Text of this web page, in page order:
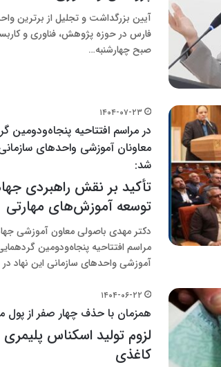
آیین بزرگداشت و تجلیل از برترین
فارس در حوزه پژوهش، فناوری و
صبح چهارشنبه…
۱۴۰۴-۰۷-۲۳
در مراسم افتتاحیه پنجاه‌ودومین
معاونان آموزشی واحدهای
شد:
تأکید بر نقش راهبردی
توسعه آموزش‌های مهارتی
دکتر مهدی باصولی معاون آموزشی
مراسم افتتاحیه پنجاه‌ودومین
آموزشی واحدهای سازمانی این نهاد
۱۴۰۴-۰۶-۲۲
همزمان با حذف چهار صفر از
لزوم تولید اسکناس
کاغذی